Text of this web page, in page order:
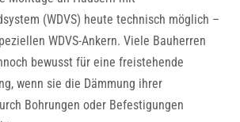
(WDVS) heute technisch möglich –
WDVS-Ankern. Viele Bauherren
bewusst für eine freistehende
wenn sie die Dämmung ihrer
Bohrungen oder Befestigungen